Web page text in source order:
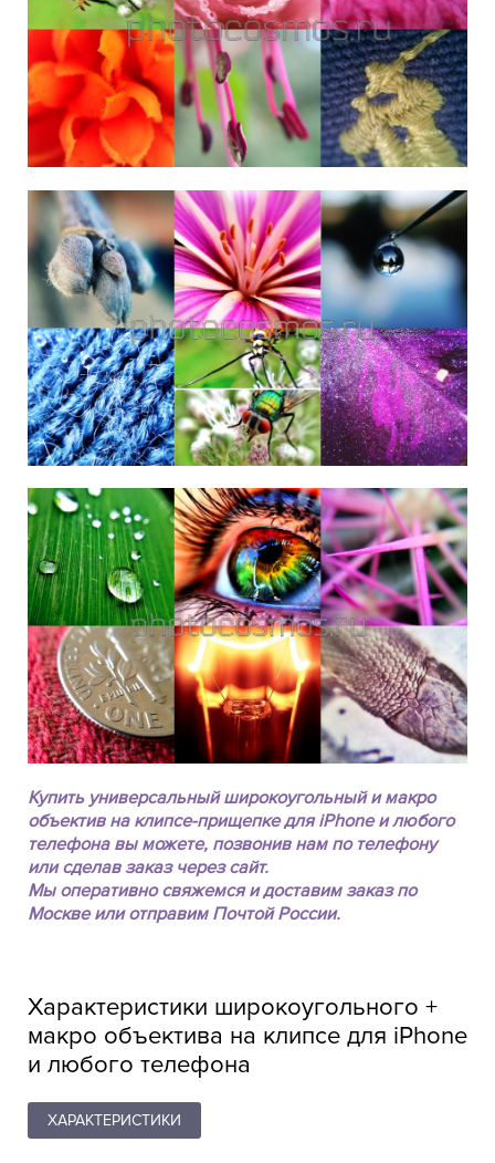
Купить универсальный широкоугольный и макро
объектив на клипсе-прищепке для iPhone и любого
телефона вы можете, позвонив нам по телефону
или сделав заказ через сайт.
Мы оперативно свяжемся и доставим заказ по
Москве или отправим Почтой России.
Характеристики широкоугольного +
макро объектива на клипсе для iPhone
и любого телефона
ХАРАКТЕРИСТИКИ